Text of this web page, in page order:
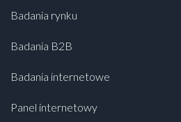
Badania rynku
Badania B2B
Badania internetowe
Panel internetowy